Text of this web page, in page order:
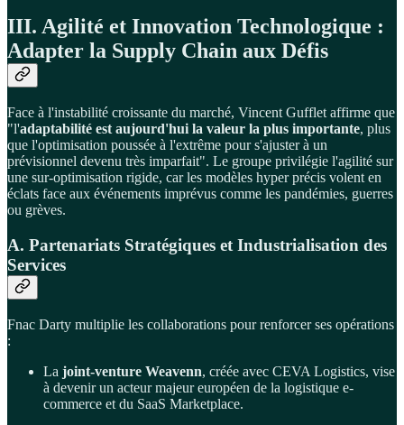
III. Agilité et Innovation Technologique :
Adapter la Supply Chain aux Défis
Face à l'instabilité croissante du marché, Vincent Gufflet affirme que
"l'adaptabilité est aujourd'hui la valeur la plus importante, plus
que l'optimisation poussée à l'extrême pour s'ajuster à un
prévisionnel devenu très imparfait". Le groupe privilégie l'agilité sur
une sur-optimisation rigide, car les modèles hyper précis volent en
éclats face aux événements imprévus comme les pandémies, guerres
ou grèves.
A. Partenariats Stratégiques et Industrialisation des
Services
Fnac Darty multiplie les collaborations pour renforcer ses opérations
:
La joint-venture Weavenn, créée avec CEVA Logistics, vise
à devenir un acteur majeur européen de la logistique e-
commerce et du SaaS Marketplace.